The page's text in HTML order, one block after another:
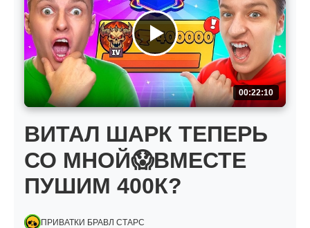
00:22:10
ВИТАЛ ШАРК ТЕПЕРЬ
СО МНОЙ😱ВМЕСТЕ
ПУШИМ 400К?
ПРИВАТКИ БРАВЛ СТАРС